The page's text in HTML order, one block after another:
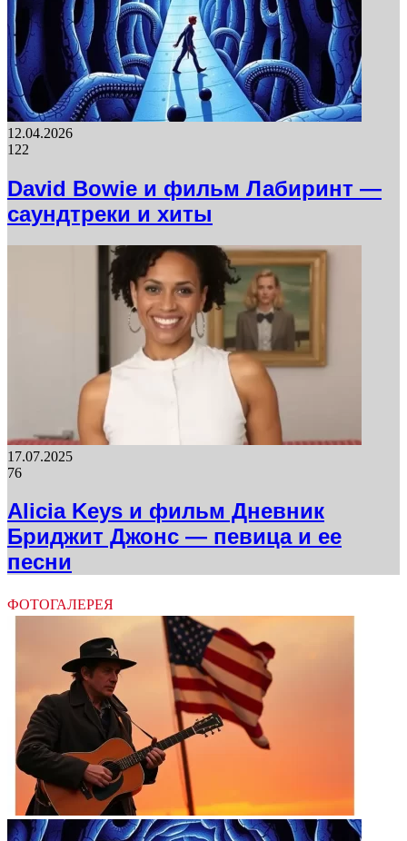
12.04.2026
122
David Bowie и фильм Лабиринт —
саундтреки и хиты
17.07.2025
76
Alicia Keys и фильм Дневник
Бриджит Джонс — певица и ее
песни
ФОТОГАЛЕРЕЯ